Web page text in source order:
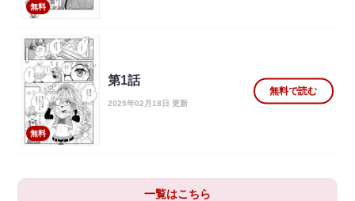
無料
無料
第1話
2025年02月18日 更新
無料で読む
一覧はこちら